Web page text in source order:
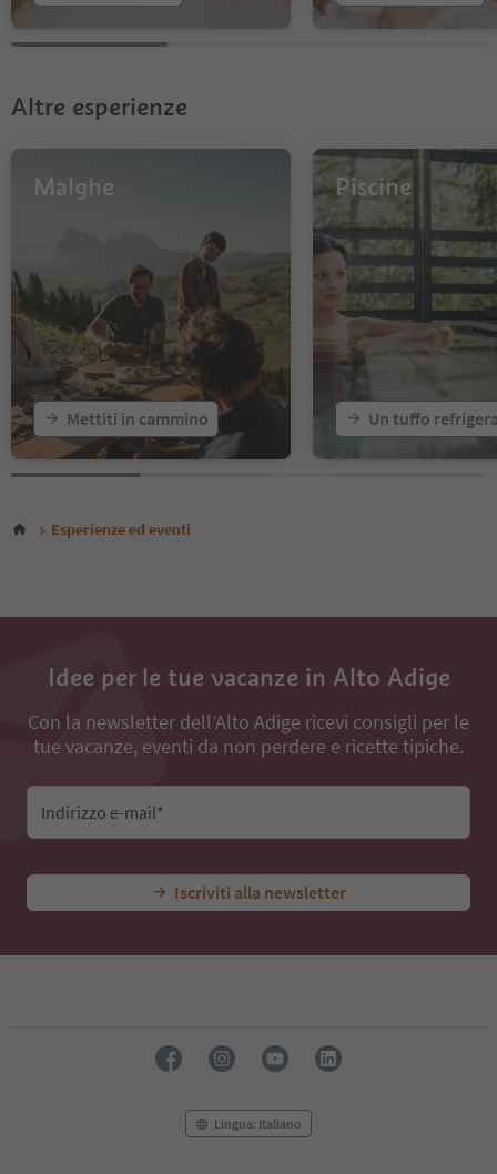
Altre esperienze
Malghe
Mettiti in cammino
Piscine
Un tuffo
Esperienze ed eventi
Idee per le tue vacanze in Alto Adige
Con la newsletter dell’Alto Adige ricevi consigli per le
tue vacanze, eventi da non perdere e ricette tipiche.
Indirizzo e-mail*
Iscriviti alla newsletter
Lingua: Italiano